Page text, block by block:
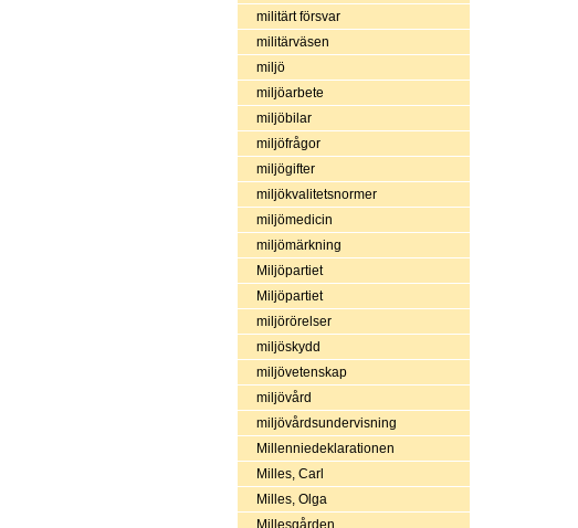
militärt försvar
militärväsen
miljö
miljöarbete
miljöbilar
miljöfrågor
miljögifter
miljökvalitetsnormer
miljömedicin
miljömärkning
Miljöpartiet
Miljöpartiet
miljörörelser
miljöskydd
miljövetenskap
miljövård
miljövårdsundervisning
Millenniedeklarationen
Milles, Carl
Milles, Olga
Millesgården